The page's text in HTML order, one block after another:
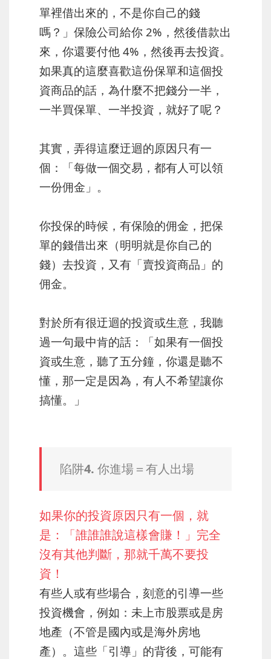
單裡借出來的，不是你自己的錢
嗎？」保險公司給你 2%，然後借款出
來，你還要付他 4%，然後再去投資。
如果真的這麼喜歡這份保單和這個投
資商品的話，為什麼不把錢分一半，
一半買保單、一半投資，就好了呢？
其實，弄得這麼迂迴的原因只有一
個：「每做一個交易，都有人可以領
一份佣金」。
你投保的時候，有保險的佣金，把保
單的錢借出來（明明就是你自己的
錢）去投資，又有「賣投資商品」的
佣金。
對於所有很迂迴的投資或生意，我聽
過一句最中肯的話：「如果有一個投
資或生意，聽了五分鐘，你還是聽不
懂，那一定是因為，有人不希望讓你
搞懂。」
陷阱4. 你進場＝有人出場
如果你的投資原因只有一個，就
是：「誰誰誰說這樣會賺！」完全
沒有其他判斷，那就千萬不要投
資！
有些人或有些場合，刻意的引導一些
投資機會，例如：未上市股票或是房
地產（不管是國內或是海外房地
產）。這些「引導」的背後，可能有